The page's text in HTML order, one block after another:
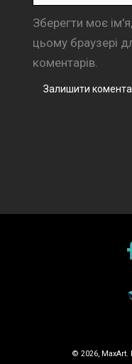
Зберегти моє
цьому браузері
коментарів.
© 2026, MaxArt.